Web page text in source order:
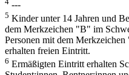
---
5 Kinder unter 14 Jahren und
dem Merkzeichen "B" im
Personen mit dem
erhalten freien Eintritt.
6 Ermäßigten Eintritt erhalten